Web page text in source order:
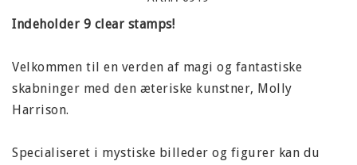
Indeholder 9 clear stamps!
Velkommen til en verden af ​​magi og fantastiske
skabninger med den æteriske kunstner, Molly
Harrison.
Specialiseret i mystiske billeder og figurer kan du